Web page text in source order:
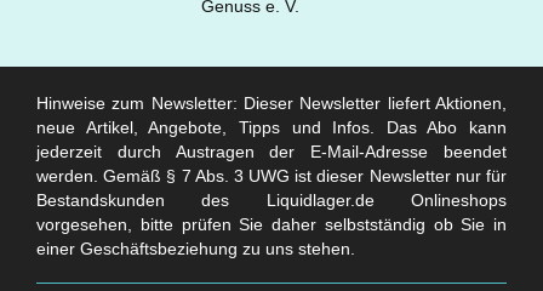
Hinweise zum Newsletter: Dieser Newsletter liefert Aktionen,
neue Artikel, Angebote, Tipps und Infos. Das Abo kann
jederzeit durch Austragen der E-Mail-Adresse beendet
werden. Gemäß § 7 Abs. 3 UWG ist dieser Newsletter nur für
Bestandskunden des Liquidlager.de Onlineshops
vorgesehen, bitte prüfen Sie daher selbstständig ob Sie in
einer Geschäftsbeziehung zu uns stehen.